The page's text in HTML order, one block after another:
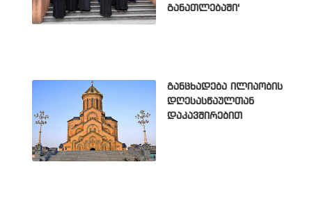
განათლებაში'
განცხადება ილიაობის
დღესასწაულთან
დაკავშირებით